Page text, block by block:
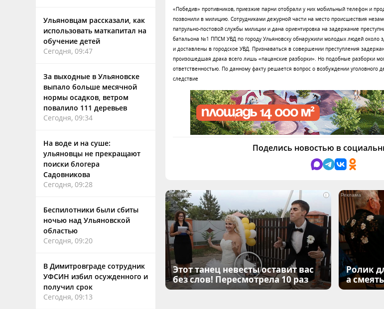
Ульяновцам рассказали, как
использовать маткапитал на
обучение детей
Сегодня, 09:47
За выходные в Ульяновске
выпало больше месячной
нормы осадков, ветром
повалило 111 деревьев
Сегодня, 09:34
На воде и на суше:
ульяновцы не прекращают
поиски блогера
Садовникова
Сегодня, 09:28
Беспилотники были сбиты
ночью над Ульяновской
областью
Сегодня, 09:20
В Димитровграде сотрудник
УФСИН избил осужденного и
получил срок
Сегодня, 09:13
«Победив» противников, приезжие парни отобрали у них мобильный телефон и
позвонили в милицию. Сотрудниками дежурной части на место происшествия
патрульно-постовой службы милиции и дана ориентировка на задержание
батальона №1 ППСМ УВД по городу Ульяновску обнаружили молодых людей около
и доставлены в городское УВД. Признаваться в совершении преступления
произошедшая драка всего лишь «пацанские разборки». Но подобные разборки
ответственностью. По данному факту решается вопрос о возбуждении уголовного
следствие
Поделись новостью в
i
Этот танец невесты оставит вас
без слов! Пересмотрела 10 раз
Ролик
а